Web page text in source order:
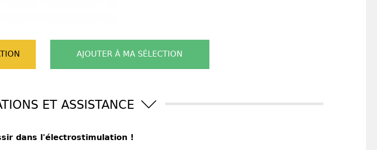
AJOUTER À MA SÉLECTION
ET ASSISTANCE
dans l'électrostimulation !